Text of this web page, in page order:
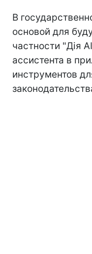
В
основой для
частности "Дія
ассистента в
инструментов